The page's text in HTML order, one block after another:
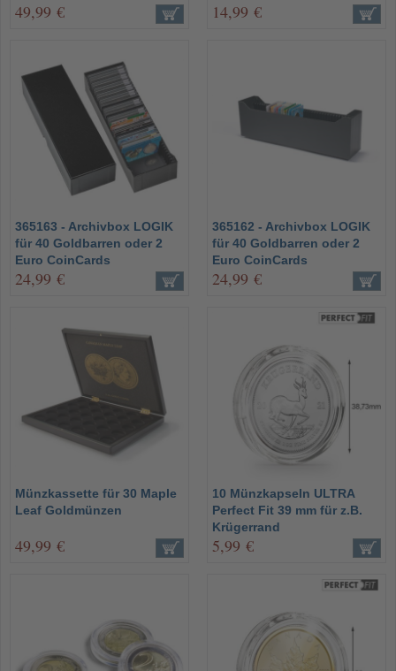
49,99 € 14,99 €
365163 - Archivbox LOGIK
für 40 Goldbarren oder 2
Euro CoinCards
24,99 €
365162 - Archivbox LOGIK
für 40 Goldbarren oder 2
Euro CoinCards
24,99 €
Münzkassette für 30 Maple
Leaf Goldmünzen
49,99 €
10 Münzkapseln ULTRA
Perfect Fit 39 mm für z.B.
Krügerrand
5,99 €